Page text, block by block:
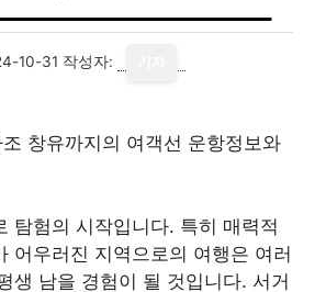
10-31 작성자:
창유까지의 여객선 운항정보와
탐험의 시작입니다. 특히 매력적
어우러진 지역으로의 여행은 여러
생 남을 경험이 될 것입니다. 서거